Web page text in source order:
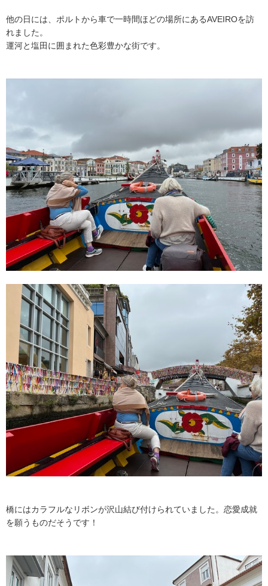
他の日には、ポルトから車で一時間ほどの場所にあるAVEIROを訪
れました。
運河と塩田に囲まれた色彩豊かな街です。
橋にはカラフルなリボンが沢山結び付けられていました。恋愛成就
を願うものだそうです！